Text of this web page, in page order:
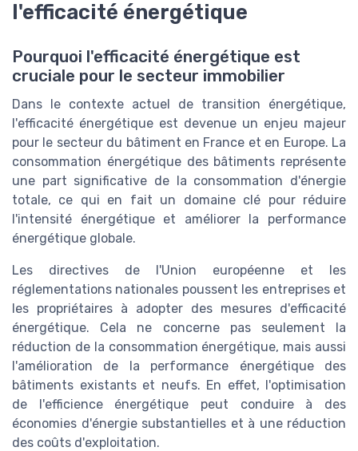
l'efficacité énergétique
Pourquoi l'efficacité énergétique est
cruciale pour le secteur immobilier
Dans le contexte actuel de transition énergétique,
l'efficacité énergétique est devenue un enjeu majeur
pour le secteur du bâtiment en France et en Europe. La
consommation énergétique des bâtiments représente
une part significative de la consommation d'énergie
totale, ce qui en fait un domaine clé pour réduire
l'intensité énergétique et améliorer la performance
énergétique globale.
Les directives de l'Union européenne et les
réglementations nationales poussent les entreprises et
les propriétaires à adopter des mesures d'efficacité
énergétique. Cela ne concerne pas seulement la
réduction de la consommation énergétique, mais aussi
l'amélioration de la performance énergétique des
bâtiments existants et neufs. En effet, l'optimisation
de l'efficience énergétique peut conduire à des
économies d'énergie substantielles et à une réduction
des coûts d'exploitation.